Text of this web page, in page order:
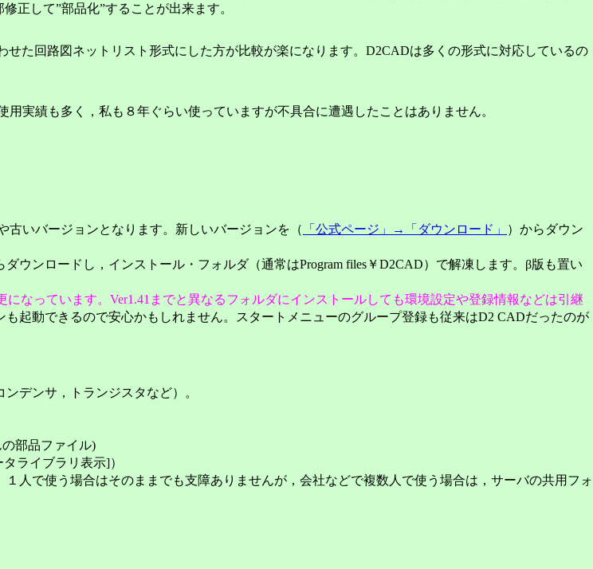
正して”部品化”することが出来ます。
た回路図ネットリスト形式にした方が比較が楽になります。D2CADは多くの形式に対応しているの
実績も多く，私も８年ぐらい使っていますが不具合に遭遇したことはありません。
古いバージョンとなります。新しいバージョンを（ 「公式ページ」→「ダウンロード」
）からダウン
ダウンロードし，インストール・フォルダ（通常はProgram files￥D2CAD）で解凍します。β版も置い
になっています。Ver1.41までと異なるフォルダにインストールしても環境設定や登録情報などは引継
起動できるので安心かもしれません。スタートメニューのグループ登録も従来はD2 CADだったのが
デンサ，トランジスタなど）。
部品ファイル)
ライブラリ表示]）
人で使う場合はそのままでも支障ありませんが，会社などで複数人で使う場合は，サーバの共用フォ